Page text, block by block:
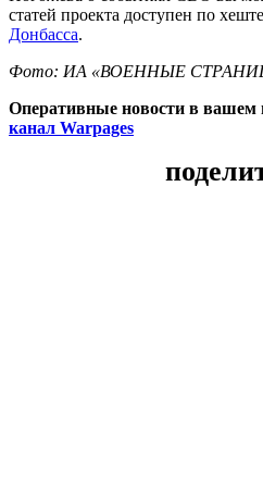
статей проекта доступен по
Донбасса.
Фото: ИА «ВОЕННЫЕ
Оперативные новости в вашем
канал Warpages